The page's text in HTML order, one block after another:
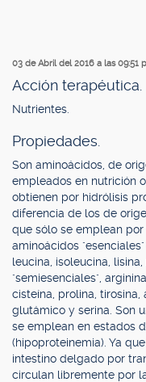
03 de Abril del 2016 a las 09:51
Acción terapéutica.
Nutrientes.
Propiedades.
Son aminoácidos, de
empleados en nutrición
obtienen por hidrólisis
diferencia de los de
que sólo se emplean por
aminoácidos
leucina, isoleucina,
"semiesenciales",
cisteína, prolina,
glutámico y serina. Son
se emplean en estados
(hipoproteinemia). Ya
intestino delgado por
circulan libremente por